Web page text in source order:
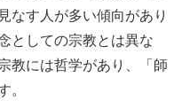
なす人が多い傾向があり
としての宗教とは異な
教には哲学があり、「師
。